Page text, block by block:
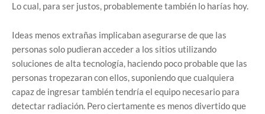
Lo cual, para ser justos, probablemente también lo harías hoy.
Ideas menos extrañas implicaban asegurarse de que las
personas solo pudieran acceder a los sitios utilizando
soluciones de alta tecnología, haciendo poco probable que las
personas tropezaran con ellos, suponiendo que cualquiera
capaz de ingresar también tendría el equipo necesario para
detectar radiación. Pero ciertamente es menos divertido que